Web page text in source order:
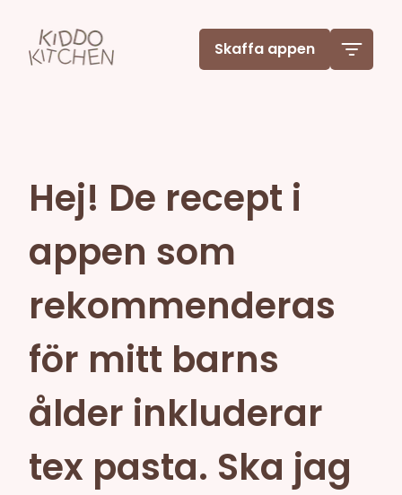
Skaffa appen
Hej! De recept i
appen som
rekommenderas
för mitt barns
ålder inkluderar
tex pasta. Ska jag